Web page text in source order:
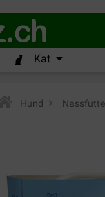
Kat
Hund